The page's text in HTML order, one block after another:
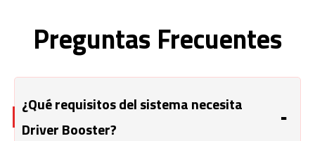
Preguntas Frecuentes
¿Qué requisitos del sistema necesita
Driver Booster?